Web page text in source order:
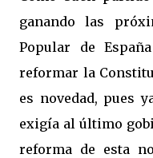
ganando las
Popular de
reformar la
es novedad, pues
exigía al último
reforma de esta